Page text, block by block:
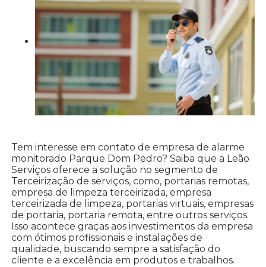
Tem interesse em contato de empresa de alarme
monitorado Parque Dom Pedro? Saiba que a Leão
Serviços oferece a solução no segmento de
Terceirização de serviços, como, portarias remotas,
empresa de limpeza terceirizada, empresa
terceirizada de limpeza, portarias virtuais, empresas
de portaria, portaria remota, entre outros serviços.
Isso acontece graças aos investimentos da empresa
com ótimos profissionais e instalações de
qualidade, buscando sempre a satisfação do
cliente e a excelência em produtos e trabalhos.